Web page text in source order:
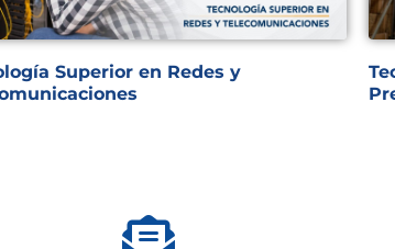
Superior en Redes y